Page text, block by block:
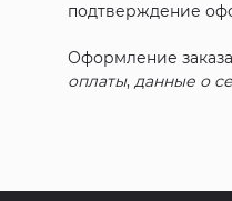
подтверждение
Оформление
оплаты,данные о